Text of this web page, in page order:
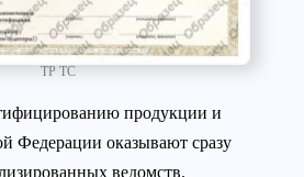
ТР ТС
продукции и
Федерации оказывают сразу
ведомств.